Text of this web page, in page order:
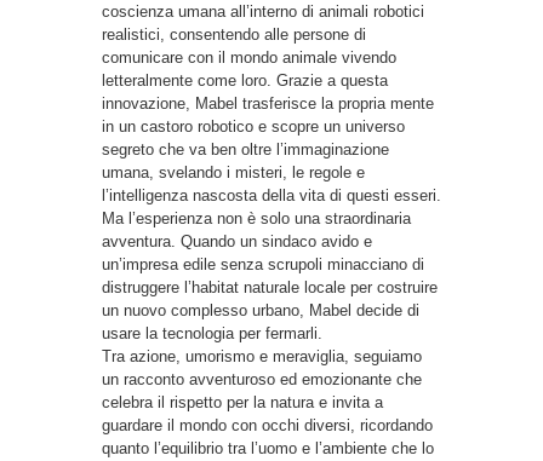
coscienza umana all’interno di animali robotici
realistici, consentendo alle persone di
comunicare con il mondo animale vivendo
letteralmente come loro. Grazie a questa
innovazione, Mabel trasferisce la propria mente
in un castoro robotico e scopre un universo
segreto che va ben oltre l’immaginazione
umana, svelando i misteri, le regole e
l’intelligenza nascosta della vita di questi esseri.
Ma l’esperienza non è solo una straordinaria
avventura. Quando un sindaco avido e
un’impresa edile senza scrupoli minacciano di
distruggere l’habitat naturale locale per costruire
un nuovo complesso urbano, Mabel decide di
usare la tecnologia per fermarli.
Tra azione, umorismo e meraviglia, seguiamo
un racconto avventuroso ed emozionante che
celebra il rispetto per la natura e invita a
guardare il mondo con occhi diversi, ricordando
quanto l’equilibrio tra l’uomo e l’ambiente che lo